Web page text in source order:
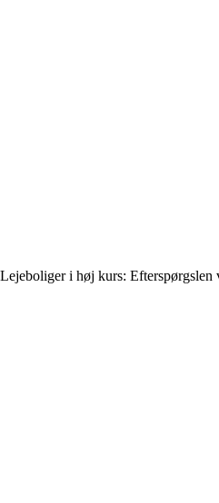
Lejeboliger i høj kurs: Efterspørgslen